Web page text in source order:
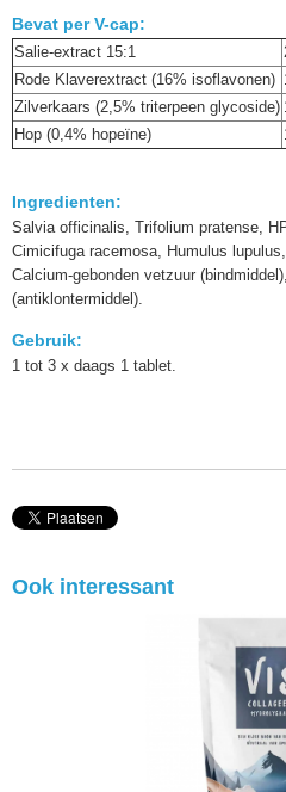
Bevat per V-cap:
Salie-extract 15:1
Rode Klaverextract (16% isoflavonen)
Zilverkaars (2,5% triterpeen glycoside)
Hop (0,4% hopeïne)
Ingredienten:
Salvia officinalis, Trifolium pratense,
Cimicifuga racemosa, Humulus
Calcium-gebonden vetzuur
(antiklontermiddel).
Gebruik:
1 tot 3 x daags 1 tablet.
Ook interessant